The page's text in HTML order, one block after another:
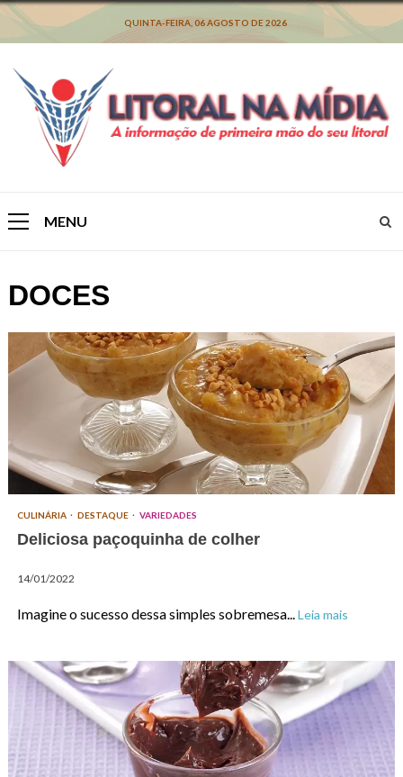
Skip
content
QUINTA-FEIRA, 06 AGOSTO DE 2026
PrimaryMENU
DOCES
CULINÁRIA DESTAQUE VARIEDADES
Deliciosa paçoquinha de colher
14/01/2022
Imagine o sucesso dessa simples sobremesa...Leia mais